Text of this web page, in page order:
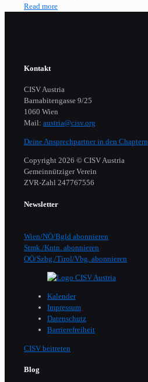
Read more
Kontakt
CISV Austria
Barnabitengasse 9/25
1060 Wien
Mail: austria@cisv.org
Deine Ansprechpartner in den Chaptern
Copyright 2026 © CISV Austria
Gemeinnütziger Verein
​ZVR-Zahl 247767556
Newsletter
Wien/NÖ/Bgld abonnieren
Stmk./Kntn. abonnieren
OÖ/Szbg./Tirol/Vbg. abonnieren
Kalender
Impressum
Datenschutz
Barrierefreiheit
CISV beitreten
Blog